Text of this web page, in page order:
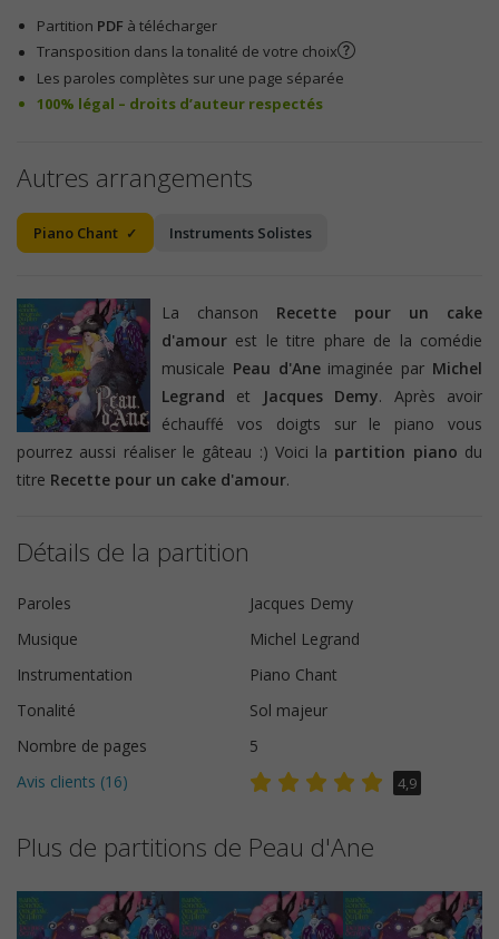
Partition PDF à télécharger
Transposition dans la tonalité de votre choix
Les paroles complètes sur une page séparée
100% légal – droits d’auteur respectés
Autres arrangements
Piano Chant Instruments Solistes
La chanson Recette pour un cake
d'amour est le titre phare de la comédie
musicale Peau d'Aneimaginée par Michel
Legrand et Jacques Demy. Après avoir
échauffé vos doigts sur le piano vous
pourrez aussi réaliser le gâteau :) Voici la partition piano du
titre Recette pour un cake d'amour.
Détails de la partition
Paroles
Jacques Demy
Musique
Michel Legrand
Instrumentation
Piano Chant
Tonalité
Sol majeur
Nombre de pages
5
Avis clients (16) 4,9
Plus de partitions de Peau d'Ane